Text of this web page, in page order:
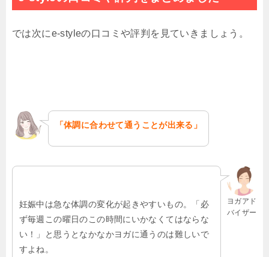
では次にe-styleの口コミや評判を見ていきましょう。
「体調に合わせて通うことが出来る」
ヨガアド
バイザー
妊娠中は急な体調の変化が起きやすいもの。「必
ず毎週この曜日のこの時間にいかなくてはならな
い！」と思うとなかなかヨガに通うのは難しいで
すよね。